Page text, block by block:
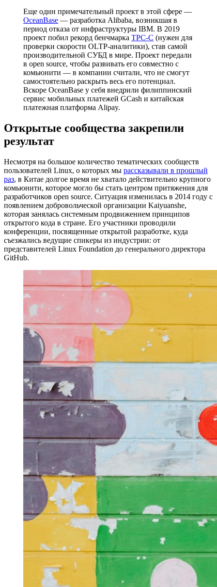
Еще один примечательный проект в этой сфере —
OceanBase — разработка Alibaba, возникшая в
период отказа от инфраструктуры IBM. В 2019
проект побил рекорд бенчмарка TPC-C (нужен для
проверки скорости OLTP-аналитики), став самой
производительной СУБД в мире. Проект передали
в open source, чтобы развивать его совместно с
комьюнити — в компании считали, что не смогут
самостоятельно раскрыть весь его потенциал.
Вскоре OceanBase у себя внедрили филиппинский
сервис мобильных платежей GCash и китайская
платежная платформа Alipay.
Открытые сообщества закрепили
результат
Несмотря на большое количество тематических сообществ
пользователей Linux, о которых мы рассказывали в прошлый
раз, в Китае долгое время не хватало действительно крупного
комьюнити, которое могло бы стать центром притяжения для
разработчиков open source. Ситуация изменилась в 2014 году с
появлением добровольческой организации Kaiyuanshe,
которая занялась системным продвижением принципов
открытого кода в стране. Его участники проводили
конференции, посвященные открытой разработке, куда
съезжались ведущие спикеры из индустрии: от
представителей Linux Foundation до генерального директора
GitHub.